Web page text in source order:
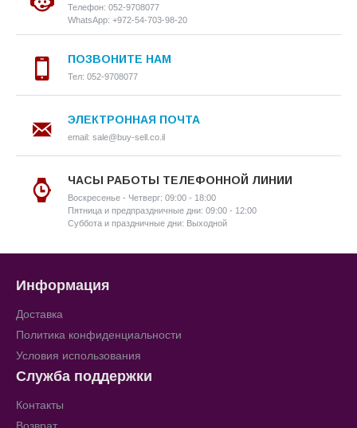
Телефон: 052-9708077
WhatsApp: +972-54-703-98-20
ПОЗВОНИТЕ НАМ
Тел: 052-9708077
ЭЛЕКТРОННАЯ ПОЧТА
email: sale@buy-sell.co.il
ЧАСЫ РАБОТЫ ТЕЛЕФОННОЙ ЛИНИИ
Воскресенье - Четверг: 09:00 - 18:00
Пятница и предпраздничные дни: 09:00 - 12:00
Суббота и праздничные дни: Выходной
Информация
Доставка
Политика конфиденциальности
Условия использования
Служба поддержки
Контакты